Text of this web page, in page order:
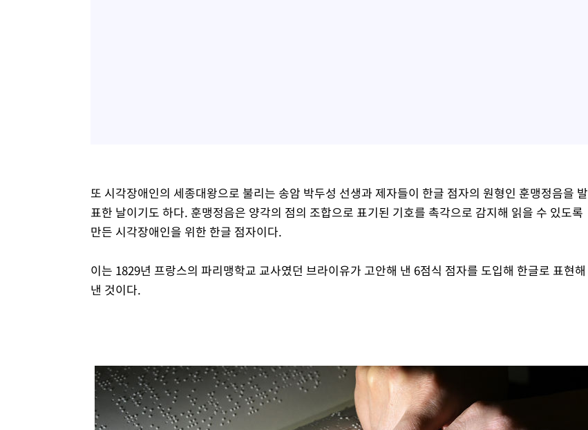
또 시각장애인의 세종대왕으로 불리는 송암 박두성 선생과 제자들이 한글 점자의 원형인 훈맹정음을 발
표한 날이기도 하다. 훈맹정음은 양각의 점의 조합으로 표기된 기호를 촉각으로 감지해 읽을 수 있도록
만든 시각장애인을 위한 한글 점자이다.
이는 1829년 프랑스의 파리맹학교 교사였던 브라이유가 고안해 낸 6점식 점자를 도입해 한글로 표현해
낸 것이다.